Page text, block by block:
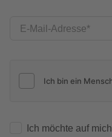
E-Mail-Adresse
Ich möchte auf mich